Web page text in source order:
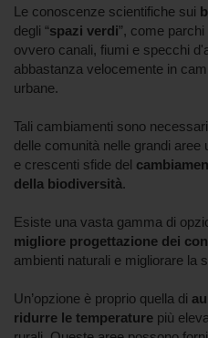
Le conoscenze scientifiche sui
degli “spazi verdi”, come parchi
ovvero canali, fiumi e specchi
abbastanza velocemente in
urbane.
Tali cambiamenti sono
delle comunità nelle grandi aree
e crescenti sfide del
della biodiversità.
Esiste una vasta gamma di
migliore progettazione dei
ambienti naturali e migliorare la
Un’opzione è proprio quella di
ridurre le temperature più